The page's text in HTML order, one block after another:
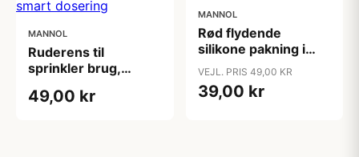
MANNOL
Ruderens til
sprinkler brug,
fra Mannol, 250ml
49,00 kr
MANNOL
Rød flydende
silikone pakning i
tube fra Mannol, 85g
VEJL. PRIS 49,00 KR
39,00 kr